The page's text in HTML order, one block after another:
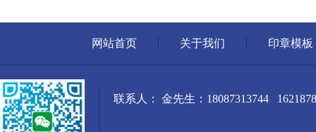
网站首页 关于我们 印章模板
联系人： 金先生：18087313744